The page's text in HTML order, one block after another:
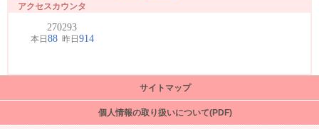
アクセスカウンタ
サイトマップ
個人情報の取り扱いについて(PDF)